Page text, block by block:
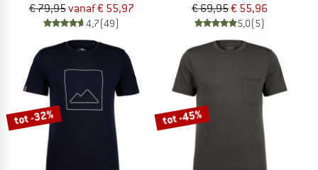
€ 79,95vanaf € 55,97
4,7(49)
€ 69,95€ 55,96
5,0(5)
tot -32% tot -45%